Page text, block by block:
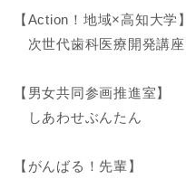
【Action！地域×高知大学】
次世代歯科医療開発講座
【男女共同参画推進室】
しあわせぶんたん
【がんばる！先輩】